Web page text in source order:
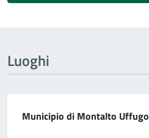
Luoghi
Municipio di Montalto Uffugo